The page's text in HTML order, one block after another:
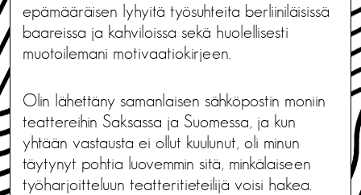
epämääräisen lyhyitä työsuhteita berliiniläisissä
baareissa ja kahviloissa sekä huolellisesti
muotoilemani motivaatiokirjeen.
Olin lähettäny samanlaisen sähköpostin moniin
teattereihin Saksassa ja Suomessa, ja kun
yhtään vastausta ei ollut kuulunut, oli minun
täytynyt pohtia luovemmin sitä, minkälaiseen
työharjoitteluun teatteritieteilijä voisi hakea.